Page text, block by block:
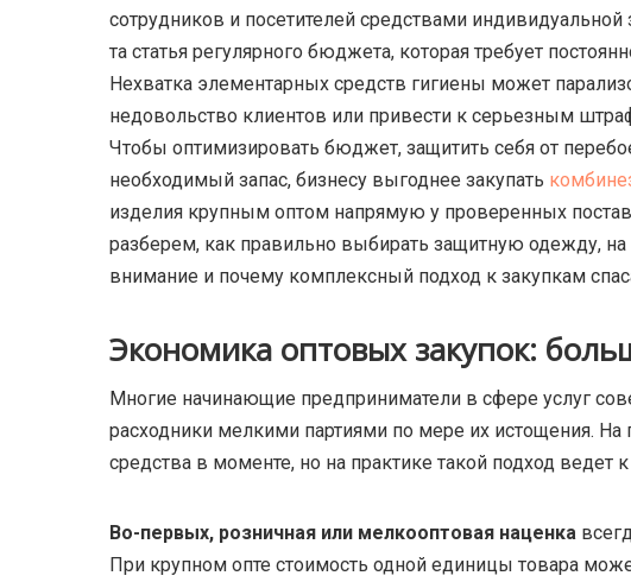
сотрудников и посетителей средствами
та статья регулярного бюджета, которая требует
Нехватка элементарных средств гигиены может
недовольство клиентов или привести к серьезным
Чтобы оптимизировать бюджет, защитить себя от
необходимый запас, бизнесу выгоднее закупать
изделия крупным оптом напрямую у проверенных
разберем, как правильно выбирать защитную одежду, на
внимание и почему комплексный подход к закупкам
Экономика оптовых закупок:
Многие начинающие предприниматели в сфере услуг
расходники мелкими партиями по мере их истощения. На
средства в моменте, но на практике такой подход
Во-первых, розничная или мелкооптовая наценка
При крупном опте стоимость одной единицы товара